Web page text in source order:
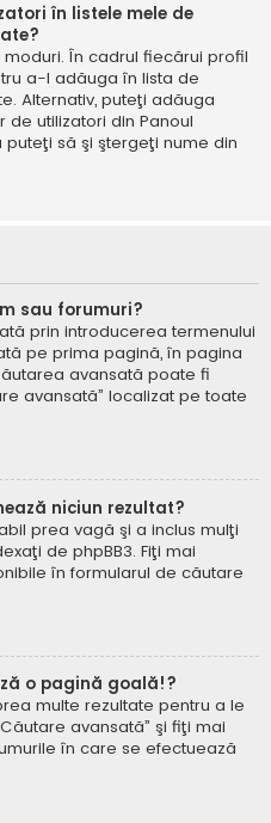
în listele mele de
În cadrul fiecărui profil
a-l adăuga în lista de
Alternativ, puteţi adăuga
utilizatori din Panoul
puteţi să şi ştergeţi nume din
sau forumuri?
prin introducerea termenului
pe prima pagină, în pagina
avansată poate fi
avansată” localizat pe toate
niciun rezultat?
prea vagă şi a inclus mulţi
de phpBB3. Fiţi mai
în formularul de căutare
o pagină goală!?
multe rezultate pentru a le
avansată” şi fiţi mai
în care se efectuează